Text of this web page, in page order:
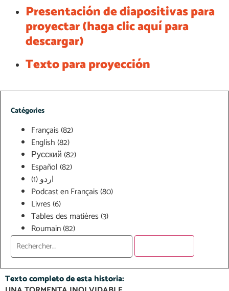
Presentación de diapositivas para
proyectar (haga clic aquí para
descargar)
Texto para proyección
Catégories
Français(82)
English(82)
Русский(82)
Español(82)
اردو(1)
Podcast en Français(80)
Livres(6)
Tables des matières(3)
Roumain(82)
Texto completo de esta historia:​